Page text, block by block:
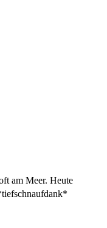
am Meer. Heute